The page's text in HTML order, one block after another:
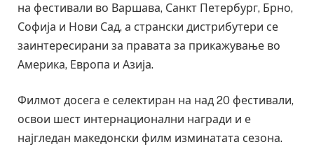
на фестивали во Варшава, Санкт Петербург, Брно,
Софија и Нови Сад, а странски дистрибутери се
заинтересирани за правата за прикажување во
Америка, Европа и Азија.
Филмот досега е селектиран на над 20 фестивали,
освои шест интернационални награди и е
најгледан македонски филм изминатата сезона.